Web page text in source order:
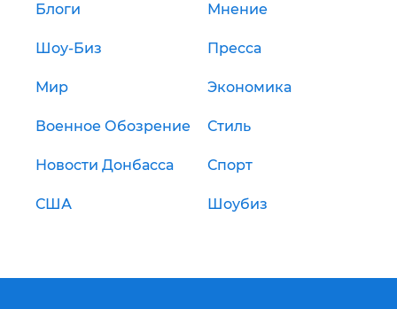
Блоги Мнение
Шоу-Биз Пресса
Мир Экономика
Военное Обозрение Стиль
Новости Донбасса Спорт
США Шоубиз